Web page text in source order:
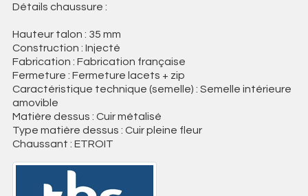
Détails chaussure :
Hauteur talon : 35 mm
Construction : Injecté
Fabrication : Fabrication française
Fermeture : Fermeture lacets + zip
Caractéristique technique (semelle) : Semelle intérieure
amovible
Matière dessus : Cuir métalisé
Type matière dessus : Cuir pleine fleur
Chaussant : ETROIT